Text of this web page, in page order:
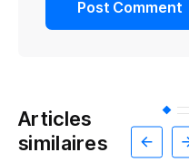
Articles
similaires